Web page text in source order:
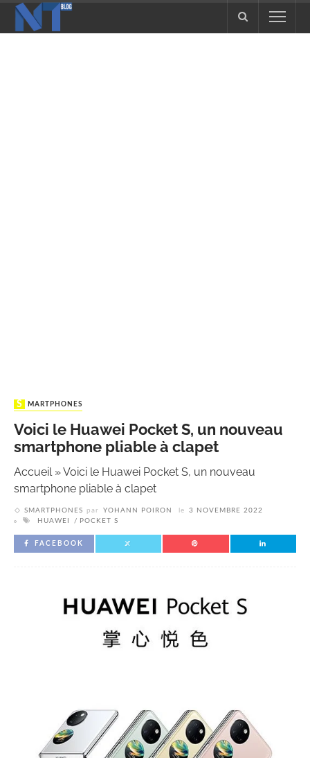
SMARTPHONES
Voici le Huawei Pocket S, un nouveau
smartphone pliable à clapet
Accueil»Voici le Huawei Pocket S, un nouveau
smartphone pliable à clapet
SMARTPHONES par YOHANN POIRON le
3 NOVEMBRE 2022
HUAWEI
POCKET S
FACEBOOK